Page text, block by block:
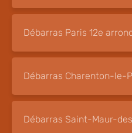
Débarras Paris 12e
Débarras Charenton-le-
Débarras Saint-Maur-